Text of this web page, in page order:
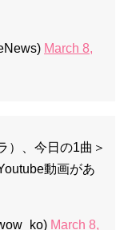
March 8,
）、今日の1曲＞
動画があ
March 8,